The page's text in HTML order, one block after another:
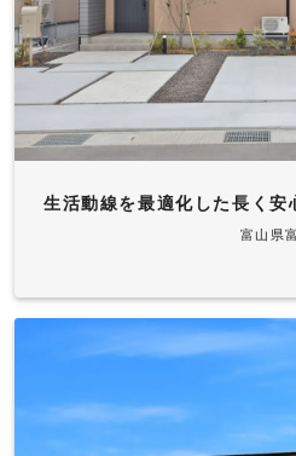
生活動線を最適化した長く安
富山県